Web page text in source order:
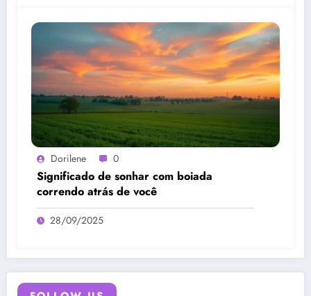
Dorilene 0
Significado de sonhar com boiada
correndo atrás de você
28/09/2025